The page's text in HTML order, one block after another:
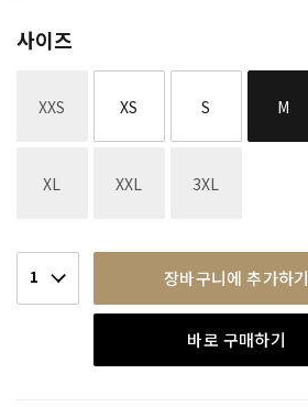
사이즈
XXS 재고없음XS S M
XL 재고없음XXL 재고없음3XL
1 장바구니에 추가하기
바로 구매하기